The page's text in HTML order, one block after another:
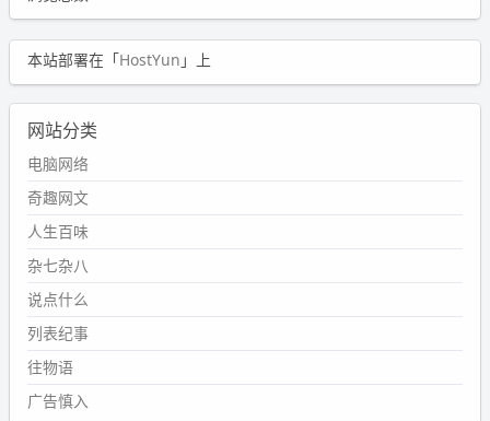
本站部署在「HostYun 」上
网站分类
电脑网络
奇趣网文
人生百味
杂七杂八
说点什么
列表纪事
往物语
广告慎入